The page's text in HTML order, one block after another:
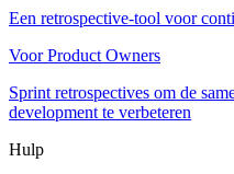
Een retrospective-tool voor
Voor Product Owners
Sprint retrospectives om de
development te verbeteren
Hulp